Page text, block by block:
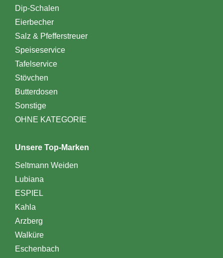
Dip-Schalen
Eierbecher
Salz & Pfefferstreuer
Speiseservice
Tafelservice
Stövchen
Butterdosen
Sonstige
OHNE KATEGORIE
Unsere Top-Marken
Seltmann Weiden
Lubiana
ESPIEL
Kahla
Arzberg
Walküre
Eschenbach